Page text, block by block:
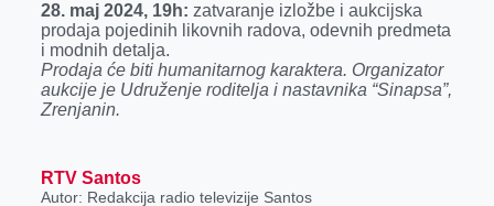
28. maj 2024, 19h: zatvaranje izložbe i aukcijska
prodaja pojedinih likovnih radova, odevnih predmeta
i modnih detalja.
Prodaja će biti humanitarnog karaktera. Organizator
aukcije je Udruženje roditelja i nastavnika “Sinapsa”,
Zrenjanin.
RTV Santos
Autor: Redakcija radio televizije Santos